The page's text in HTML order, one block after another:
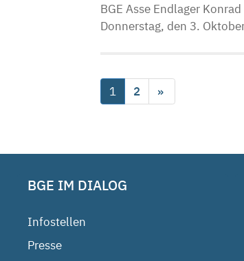
BGE Asse Endlager
Donnerstag, den 3.
1 2 »
BGE IM DIALOG
Infostellen
Presse